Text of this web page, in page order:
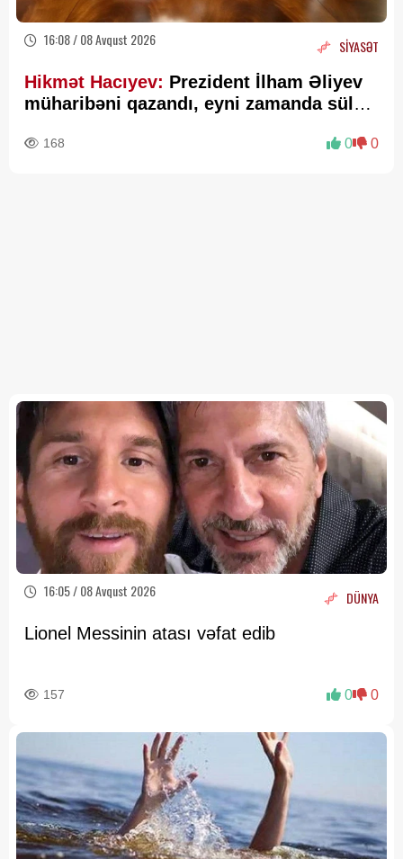
16:08 / 08 Avqust 2026 SİYASƏT
Hikmət Hacıyev: Prezident İlham Əliyev
müharibəni qazandı, eyni zamanda sülhü
168 0 0
16:05 / 08 Avqust 2026 DÜNYA
Lionel Messinin atası vəfat edib
157 0 0